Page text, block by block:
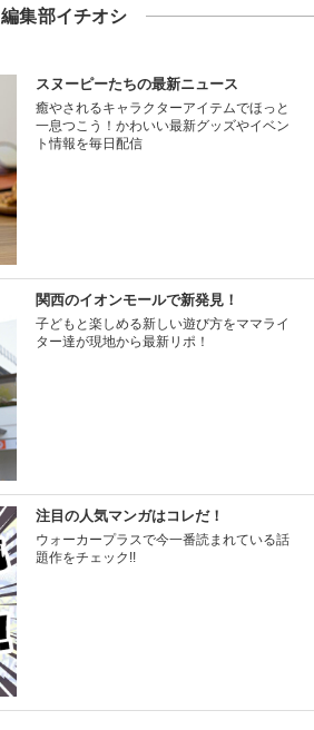
編集部イチオシ
スヌーピーたちの最新ニュース
癒やされるキャラクターアイテムでほっと
一息つこう！かわいい最新グッズやイベン
ト情報を毎日配信
関西のイオンモールで新発見！
子どもと楽しめる新しい遊び方をママライ
ター達が現地から最新リポ！
注目の人気マンガはコレだ！
ウォーカープラスで今一番読まれている話
題作をチェック!!